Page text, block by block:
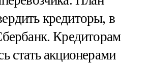
кредиторы, в
Кредиторам
стать акционерами